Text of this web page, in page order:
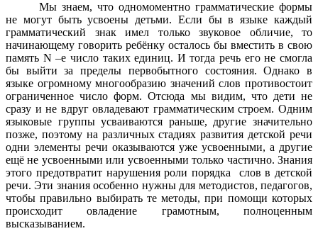
Мы знаем, что одномоментно грамматические формы
не могут быть усвоены детьми. Если бы в языке каждый
грамматический знак имел только звуковое обличие, то
начинающему говорить ребёнку осталось бы вместить в свою
память N –е число таких единиц. И тогда речь его не смогла
бы выйти за пределы первобытного состояния. Однако в
языке огромному многообразию значений слов противостоит
ограниченное число форм. Отсюда мы видим, что дети не
сразу и не вдруг овладевают грамматическим строем. Одним
языковые группы усваиваются раньше, другие значительно
позже, поэтому на различных стадиях развития детской речи
одни элементы речи оказываются уже усвоенными, а другие
ещё не усвоенными или усвоенными только частично. Знания
этого предотвратит нарушения роли порядка слов в детской
речи. Эти знания особенно нужны для методистов, педагогов,
чтобы правильно выбирать те методы, при помощи которых
происходит овладение грамотным, полноценным
высказыванием.